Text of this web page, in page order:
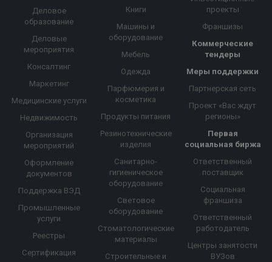
Деловое
образование
Деловые
мероприятия
Консалтинг
Маркетинг
Медицинские услуги
Недвижимость
Организация
мероприятий
Оформление
документов
Поддержка ВЭД
Промышленные
услуги
Реестры
Сертификация
Книги
Машины и
оборудование
Мебель
Одежда
Парфюмерия и
косметика
Продукты питания
Резинотехнические
изделия
Санитарно-
гигиеническое
оборудование
Световое
оборудование
Стоматологические
материалы
Строительные и
проекты
Франшизы
Коммерческие
тендеры
Меры поддержки
Партнерская сеть
Проект «Вас ждут
регионы»
Первая
социальная биржа
Ответственный
поставщик
Социальная
франшиза
Ответственный
работодатель
Центры занятости
ВУЗов